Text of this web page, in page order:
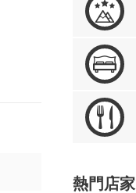
熱門店家